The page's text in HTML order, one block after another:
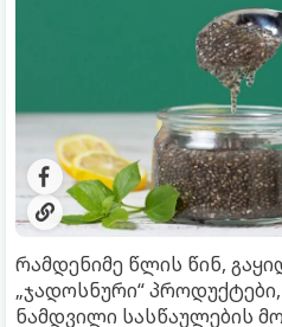
რამდენიმე წლის წინ,
„ჯადოსნური“
ნამდვილი სასწაულების